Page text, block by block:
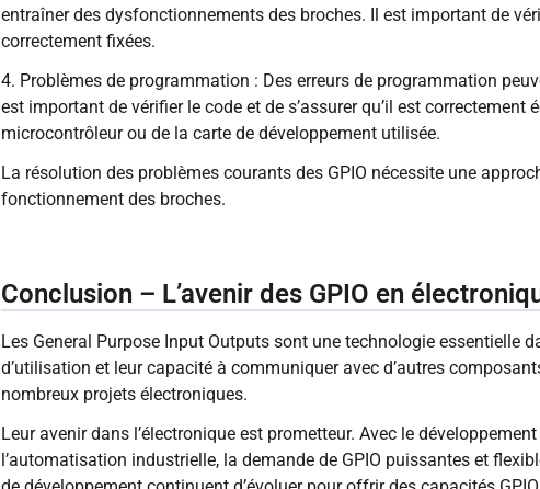
entraîner des dysfonctionnements des broches. Il est important de
correctement fixées.
4. Problèmes de programmation : Des erreurs de programmation
est important de vérifier le code et de s’assurer qu’il est
microcontrôleur ou de la carte de développement utilisée.
La résolution des problèmes courants des GPIO nécessite une
fonctionnement des broches.
Conclusion – L’avenir des GPIO en
Les General Purpose Input Outputs sont une technologie essentielle
d’utilisation et leur capacité à communiquer avec d’autres
nombreux projets électroniques.
Leur avenir dans l’électronique est prometteur. Avec le
l’automatisation industrielle, la demande de GPIO puissantes et